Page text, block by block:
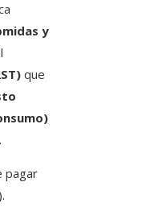
y
que
pagar